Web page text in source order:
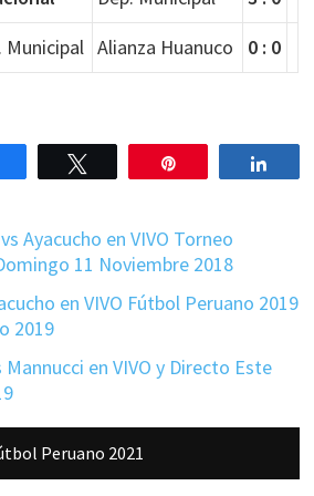
Municipal Alianza Huanuco 0 : 0
Compartir
Ayacucho en VIVO Torneo
11 Noviembre 2018
en VIVO Fútbol Peruano 2019
2019
en VIVO y Directo Este
Peruano 2021